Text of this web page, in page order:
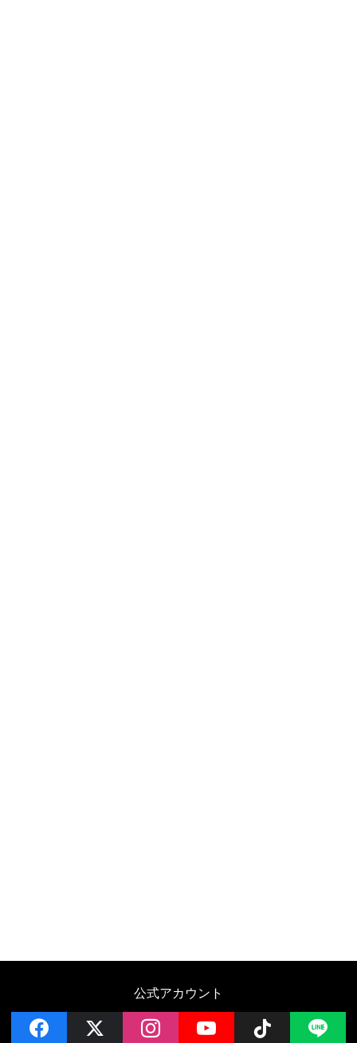
公式アカウント
facebook instagramYouTube Follow